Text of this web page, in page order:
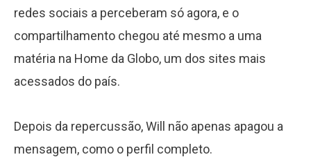
redes sociais a perceberam só agora, e o
compartilhamento chegou até mesmo a uma
matéria na Home da Globo, um dos sites mais
acessados do país.
Depois da repercussão, Will não apenas apagou a
mensagem, como o perfil completo.